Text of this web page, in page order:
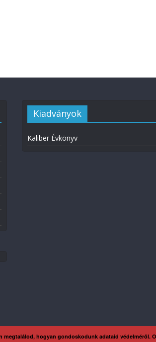
Kiadványok
Kaliber Évkönyv
megtalálod, hogyan gondoskodunk adataid védelméről.